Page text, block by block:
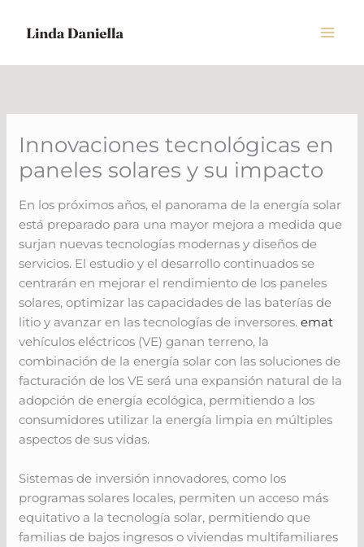
Innovaciones tecnológicas en
paneles solares y su impacto
En los próximos años, el panorama de la energía solar
está preparado para una mayor mejora a medida que
surjan nuevas tecnologías modernas y diseños de
servicios. El estudio y el desarrollo continuados se
centrarán en mejorar el rendimiento de los paneles
solares, optimizar las capacidades de las baterías de
litio y avanzar en las tecnologías de inversores.emat
vehículos eléctricos (VE) ganan terreno, la
combinación de la energía solar con las soluciones de
facturación de los VE será una expansión natural de la
adopción de energía ecológica, permitiendo a los
consumidores utilizar la energía limpia en múltiples
aspectos de sus vidas.
Sistemas de inversión innovadores, como los
programas solares locales, permiten un acceso más
equitativo a la tecnología solar, permitiendo que
familias de bajos ingresos o viviendas multifamiliares